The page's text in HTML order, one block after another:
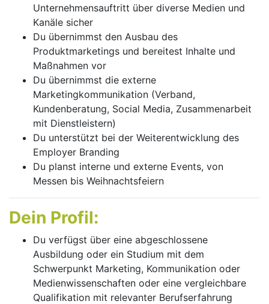
Unternehmensauftritt über diverse Medien und
Kanäle sicher
Du übernimmst den Ausbau des
Produktmarketings und bereitest Inhalte und
Maßnahmen vor
Du übernimmst die externe
Marketingkommunikation (Verband,
Kundenberatung, Social Media, Zusammenarbeit
mit Dienstleistern)
Du unterstützt bei der Weiterentwicklung des
Employer Branding
Du planst interne und externe Events, von
Messen bis Weihnachtsfeiern
Dein Profil:
Du verfügst über eine abgeschlossene
Ausbildung oder ein Studium mit dem
Schwerpunkt Marketing, Kommunikation oder
Medienwissenschaften oder eine vergleichbare
Qualifikation mit relevanter Berufserfahrung